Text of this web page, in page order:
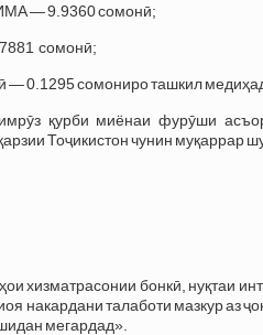
— 9.9360 сомонӣ;
сомонӣ;
— 0.1295 сомониро ташкил
қурби миёнаи фурӯши
Тоҷикистон чунин муқаррар
хизматрасонии бонкӣ, нуқтаи
накардани талаботи мазкур аз
мегардад».